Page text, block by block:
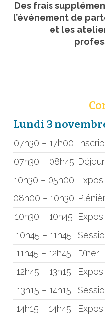
Des frais
l’événement de
et les
Lundi 3
07h30 – 17h00
07h30 – 08h45
10h30 – 05h00
08h00 – 10h30
10h30 – 10h45
10h45 – 11h45
11h45 – 12h45
Dîner
12h45 – 13h15
13h15 – 14h15
14h15 – 14h45